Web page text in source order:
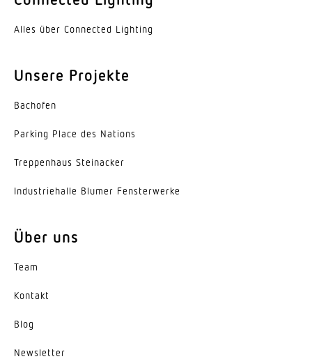
Aluminium
110°
Energieeffizienzklasse
C
Herstellergarantie
Variante
Alles über Connected Lighting
Unsere Projekte
Bachofen
Parking Place des Nations
Trep­penhaus Steinacker
Indus­trie­halle Blumer Fensterwerke
Über uns
Team
Kontakt
Blog
News­letter